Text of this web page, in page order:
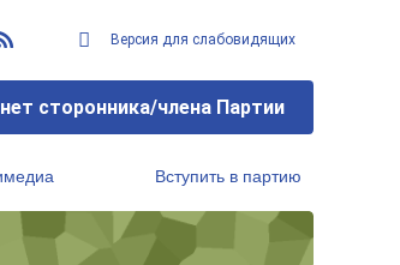
Версия для слабовидящих
сторонника/члена Партии
Вступить в партию